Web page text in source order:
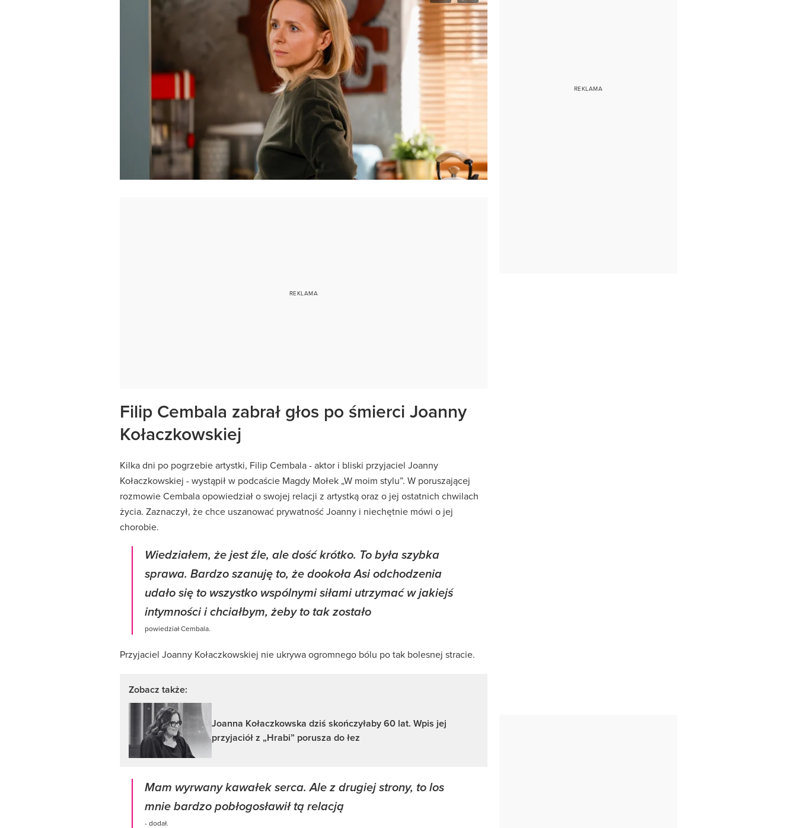
Filip Cembala zabrał głos po śmierci Joanny
Kołaczkowskiej
Kilka dni po pogrzebie artystki, Filip Cembala - aktor i bliski przyjaciel Joanny
Kołaczkowskiej - wystąpił w podcaście Magdy Mołek „W moim stylu”. W poruszającej
rozmowie Cembala opowiedział o swojej relacji z artystką oraz o jej ostatnich chwilach
życia. Zaznaczył, że chce uszanować prywatność Joanny i niechętnie mówi o jej
chorobie.
Wiedziałem, że jest źle, ale dość krótko. To była szybka
sprawa. Bardzo szanuję to, że dookoła Asi odchodzenia
udało się to wszystko wspólnymi siłami utrzymać w jakiejś
intymności i chciałbym, żeby to tak zostało
powiedział Cembala.
Przyjaciel Joanny Kołaczkowskiej nie ukrywa ogromnego bólu po tak bolesnej stracie.
Zobacz także:
Joanna Kołaczkowska dziś skończyłaby 60 lat. Wpis jej
przyjaciół z „Hrabi” porusza do łez
Mam wyrwany kawałek serca. Ale z drugiej strony, to los
mnie bardzo pobłogosławił tą relacją
- dodał.